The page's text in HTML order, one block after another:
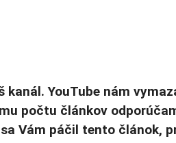
YouTube nám
počtu článkov
Vám páčil tento článok,